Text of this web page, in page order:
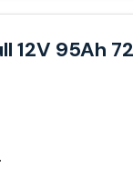
12V 95Ah